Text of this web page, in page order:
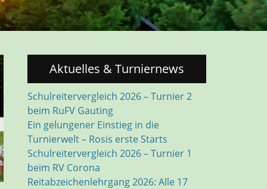
Aktuelles & Turniernews
Schulreitervergleich 2026 – Turnier 2
beim RuFV Gauting
Ein gelungener Einstieg in die
Turnierwelt – Rosis erste Starts
Schulreitervergleich 2026 – Turnier 1
beim RV Corona
Reitabzeichenlehrgang 2026: Alle 17